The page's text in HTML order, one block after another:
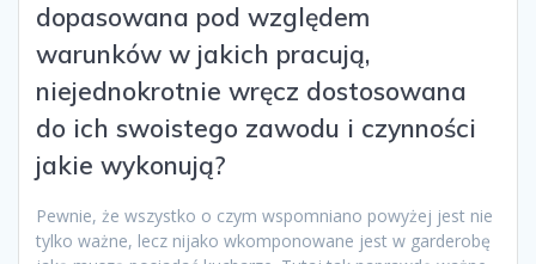
dopasowana pod względem
warunków w jakich pracują,
niejednokrotnie wręcz dostosowana
do ich swoistego zawodu i czynności
jakie wykonują?
Pewnie, że wszystko o czym wspomniano powyżej jest nie
tylko ważne, lecz nijako wkomponowane jest w garderobę